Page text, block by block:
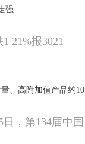
强
21%报3021
、高附加值产品约10
，第134届中国